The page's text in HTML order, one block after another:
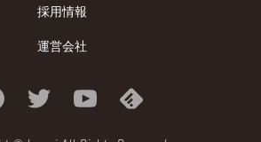
採用情報
運営会社